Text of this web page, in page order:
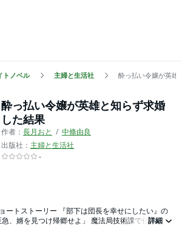
トノベル 主婦と生活社 酔っ払い令嬢が英雄
酔っ払い令嬢が英雄と知らず求婚
した結果
作者： 長月おと
中條由良
出版社： 主婦と生活社
-
ートストーリー 『部下は団長を幸せにしたい』の
詳細